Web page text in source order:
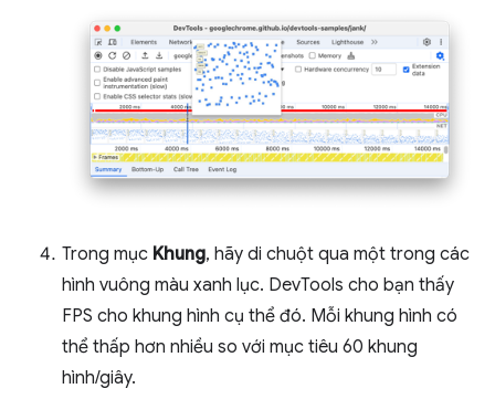
Trong mục Khung, hãy di chuột qua một trong các
hình vuông màu xanh lục. DevTools cho bạn thấy
FPS cho khung hình cụ thể đó. Mỗi khung hình có
thể thấp hơn nhiều so với mục tiêu 60 khung
hình/giây.